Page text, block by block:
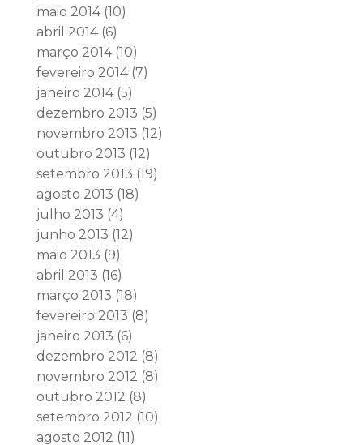
maio 2014(10)
abril 2014(6)
março 2014(10)
fevereiro 2014(7)
janeiro 2014(5)
dezembro 2013 (5)
novembro 2013 (12)
outubro 2013 (12)
setembro 2013 (19)
agosto 2013 (18)
julho 2013 (4)
junho 2013 (12)
maio 2013 (9)
abril 2013 (16)
março 2013 (18)
fevereiro 2013 (8)
janeiro 2013 (6)
dezembro 2012 (8)
novembro 2012 (8)
outubro 2012 (8)
setembro 2012 (10)
agosto 2012 (11)